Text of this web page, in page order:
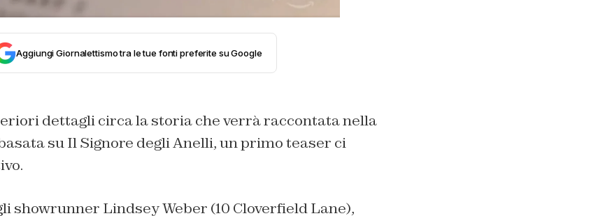
Aggiungi Giornalettismo tra le tue fonti preferite su Google
dettagli circa la storia che verrà raccontata nella
su Il Signore degli Anelli, un primo teaser ci
showrunner Lindsey Weber (10 Cloverfield Lane),